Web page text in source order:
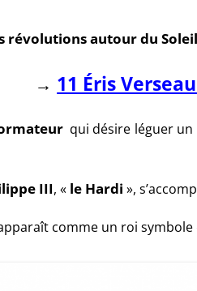
révolutions autour du
→ 11 Éris
qui désire léguer un
III, « le Hardi»,
comme un roi symbole